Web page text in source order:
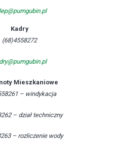
Kadry
(68)4558272
Mieszkaniowe
– windykacja
– dział techniczny
– rozliczenie wody